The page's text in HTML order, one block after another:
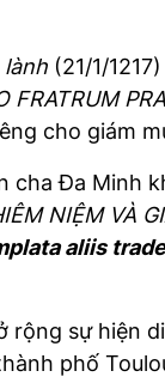
(21/1/
FRATRUM
cho giám
cha Đa Minh
NIỆM VÀ
aliis
sự hiện
phố